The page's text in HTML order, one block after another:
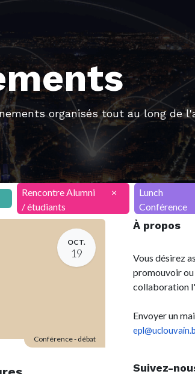
organisés tout au long de
Rencontre Alumni
/ étudiants
×
Lunch
Conférence
OCT.
19
Conférence - débat
À propos
Vous désirez
promouvoir ou
collaboration
Envoyer un
Suivez-